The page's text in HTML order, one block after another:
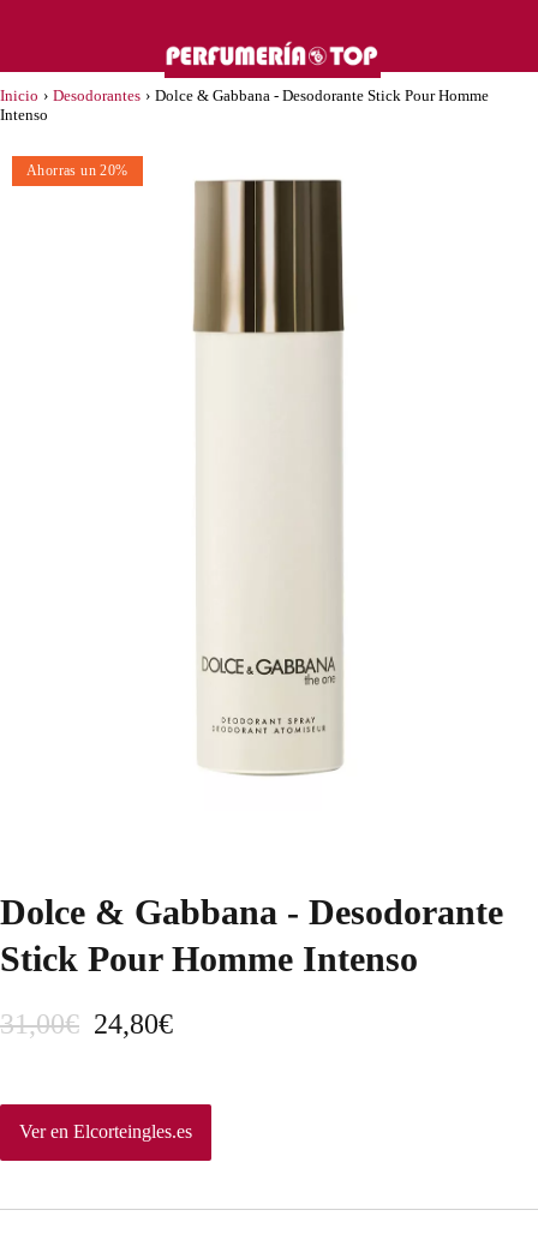
Inicio › Desodorantes › Dolce & Gabbana - Desodorante Stick Pour Homme
Intenso
Ahorras un 20%
Dolce & Gabbana - Desodorante
Stick Pour Homme Intenso
31,00€ E
p
r
e
24,80€E
p
r
e
Ver en Elcorteingles.es